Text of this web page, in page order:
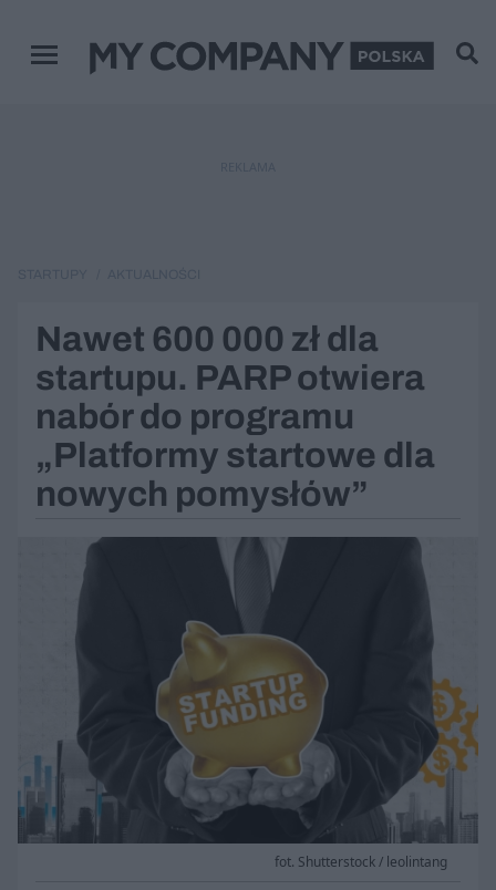
Menu główne
Nawet 600 000 zł dla
startupu. PARP otwiera
nabór do programu
„Platformy startowe dla
nowych pomysłów”
fot. Shutterstock / leolintang